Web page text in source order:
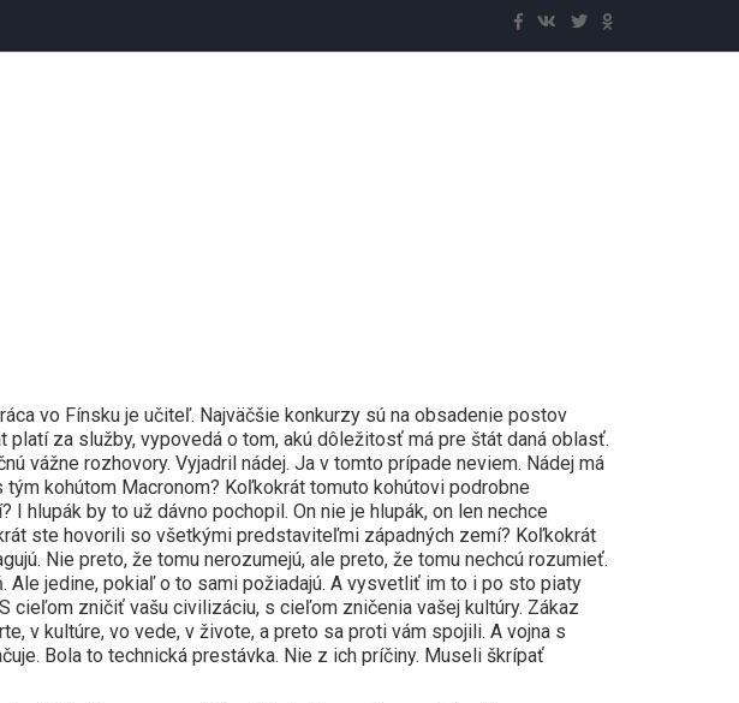
vo Fínsku je učiteľ. Najväčšie konkurzy sú na obsadenie postov
za služby, vypovedá o tom, akú dôležitosť má pre štát daná oblasť.
vážne rozhovory. Vyjadril nádej. Ja v tomto prípade neviem. Nádej má
kohútom Macronom? Koľkokrát tomuto kohútovi podrobne
by to už dávno pochopil. On nie je hlupák, on len nechce
ste hovorili so všetkými predstaviteľmi západných zemí? Koľkokrát
Nie preto, že tomu nerozumejú, ale preto, že tomu nechcú rozumieť.
Ale jedine, pokiaľ o to sami požiadajú. A vysvetliť im to i po sto piaty
cieľom zničiť vašu civilizáciu, s cieľom zničenia vašej kultúry. Zákaz
v kultúre, vo vede, v živote, a preto sa proti vám spojili. A vojna s
Bola to technická prestávka. Nie z ich príčiny. Museli škrípať